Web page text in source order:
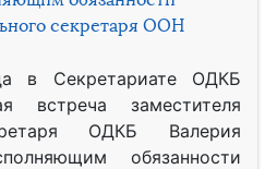
секретаря ООН
в Секретариате ОДКБ
встреча заместителя
ОДКБ Валерия
обязанности